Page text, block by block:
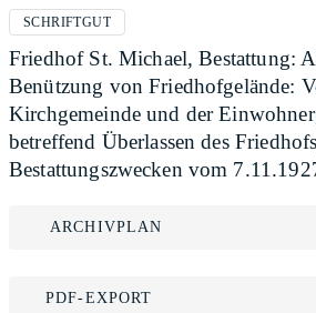
SCHRIFTGUT
Friedhof St. Michael, Bestattung:
Benützung von Friedhofgelände:
Kirchgemeinde und der
betreffend Überlassen des
Bestattungszwecken vom
ARCHIVPLAN
PDF-EXPORT